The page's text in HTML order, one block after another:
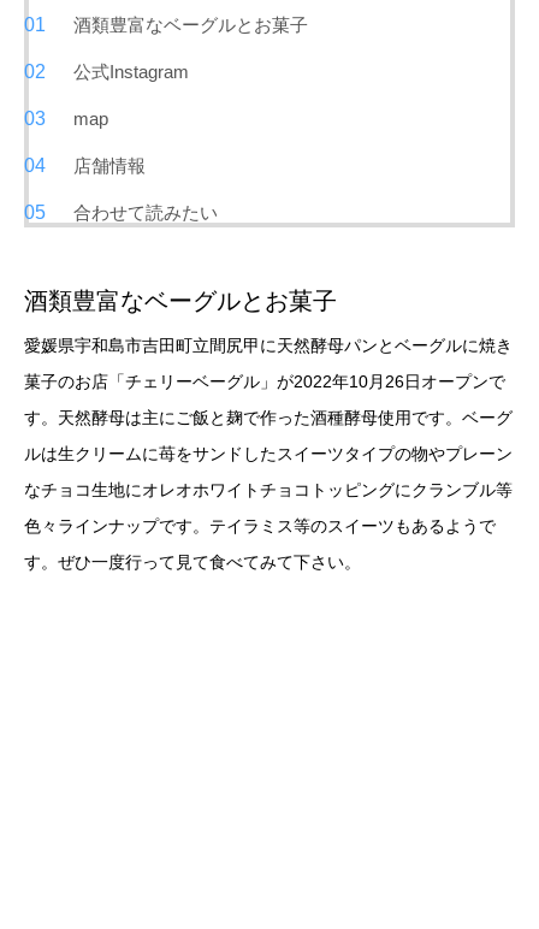
酒類豊富なベーグルとお菓子
公式Instagram
map
店舗情報
合わせて読みたい
酒類豊富なベーグルとお菓子
愛媛県宇和島市吉田町立間尻甲に天然酵母パンとベーグルに焼き
菓子のお店「チェリーベーグル」が2022年10月26日オープンで
す。天然酵母は主にご飯と麹で作った酒種酵母使用です。ベーグ
ルは生クリームに苺をサンドしたスイーツタイプの物やプレーン
なチョコ生地にオレオホワイトチョコトッピングにクランブル等
色々ラインナップです。テイラミス等のスイーツもあるようで
す。ぜひ一度行って見て食べてみて下さい。